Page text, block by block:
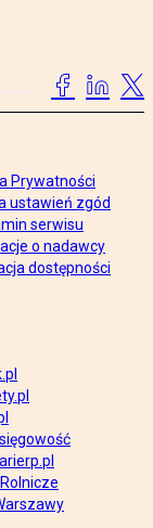
Prywatności
ustawień zgód
serwisu
o nadawcy
dostępności